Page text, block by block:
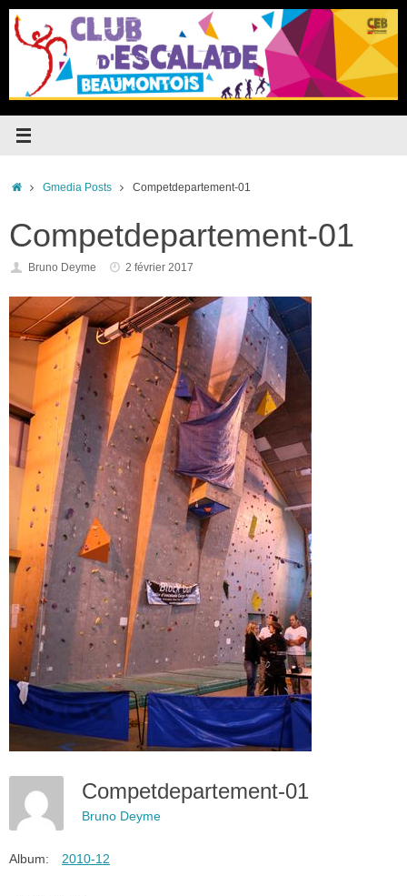
Passer
contenu
Accueil
Gmedia Posts Competdepartement-01
Competdepartement-01
Bruno Deyme 2 février 2017
Competdepartement-01
Bruno Deyme
Album: 2010-12